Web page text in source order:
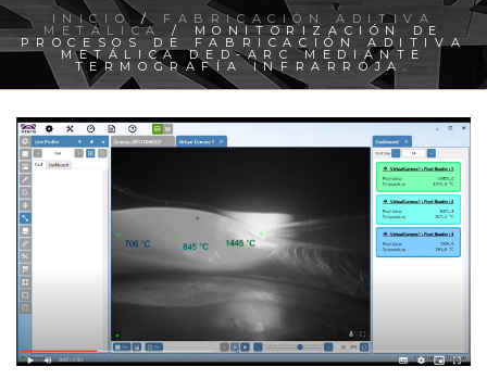
INICIO / FABRICACIÓN ADITIVA
METÁLICA / MONITORIZACIÓN DE
PROCESOS DE FABRICACIÓN ADITIVA
METÁLICA DED-ARC MEDIANTE
TERMOGRAFÍA INFRARROJA.